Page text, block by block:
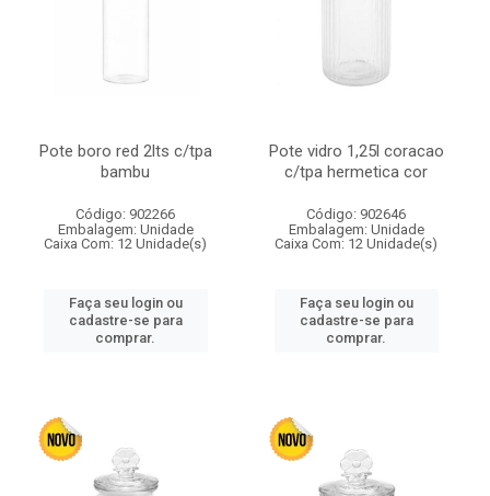
Pote boro red 2lts c/tpa
bambu
Código: 902266
Embalagem: Unidade
Caixa Com: 12 Unidade(s)
Faça seu login ou
cadastre-se para
comprar.
Pote vidro 1,25l coracao
c/tpa hermetica cor
Código: 902646
Embalagem: Unidade
Caixa Com: 12 Unidade(s)
Faça seu login ou
cadastre-se para
comprar.